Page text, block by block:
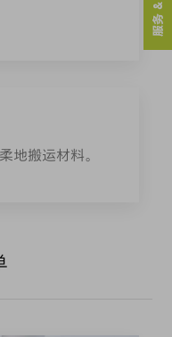
地搬运材料。